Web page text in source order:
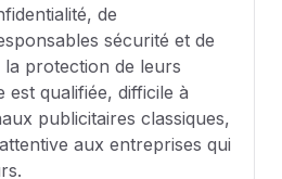
de
sécurité et de
la protection de leurs
est qualifiée, difficile à
publicitaires classiques,
aux entreprises qui